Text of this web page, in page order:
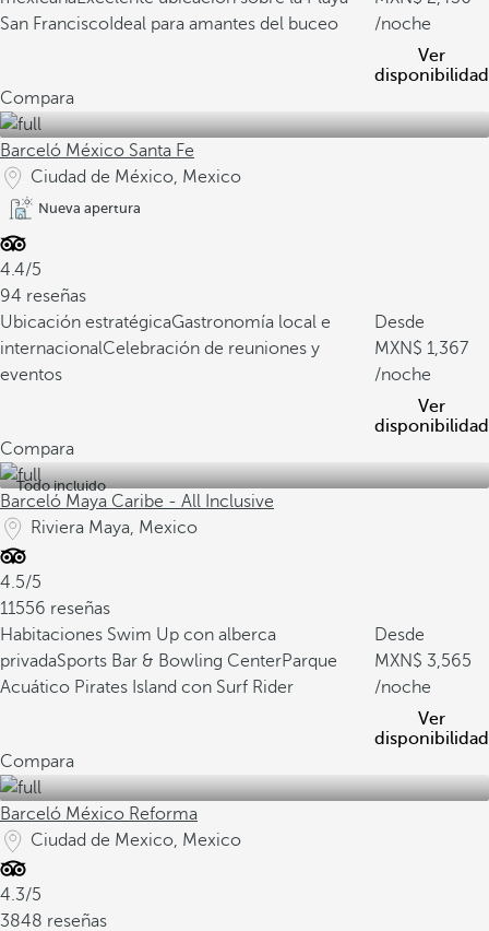
San Francisco Ideal para amantes del buceo
/noche
Ver
disponibilidad
Compara
Barceló México Santa Fe
Ciudad de México, Mexico
Nueva apertura
4.4/5
94 reseñas
Ubicación estratégicaGastronomía local e
internacionalCelebración de reuniones y
eventos
Desde
1,367
/noche
Ver
disponibilidad
Compara
Todo incluido
Barceló Maya Caribe - All Inclusive
Riviera Maya, Mexico
4.5/5
11556 reseñas
Habitaciones Swim Up con alberca
privadaSports Bar & Bowling CenterParque
Acuático Pirates Island con Surf Rider
Desde
3,565
/noche
Ver
disponibilidad
Compara
Barceló México Reforma
Ciudad de Mexico, Mexico
4.3/5
3848 reseñas